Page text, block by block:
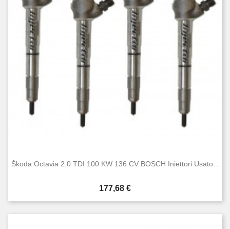
Škoda Octavia 2.0 TDI 100 KW 136 CV BOSCH Iniettori Usato...
Prezzo
177,68 €